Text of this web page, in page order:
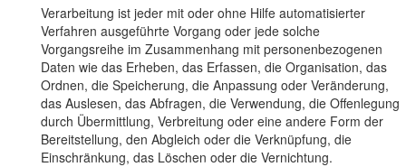
Verarbeitung ist jeder mit oder ohne Hilfe automatisierter
Verfahren ausgeführte Vorgang oder jede solche
Vorgangsreihe im Zusammenhang mit personenbezogenen
Daten wie das Erheben, das Erfassen, die Organisation, das
Ordnen, die Speicherung, die Anpassung oder Veränderung,
das Auslesen, das Abfragen, die Verwendung, die Offenlegung
durch Übermittlung, Verbreitung oder eine andere Form der
Bereitstellung, den Abgleich oder die Verknüpfung, die
Einschränkung, das Löschen oder die Vernichtung.